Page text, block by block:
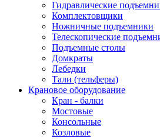
Гидравлические
Комплектовщики
Ножничные подъемники
Телескопические
Подъемные столы
Домкраты
Лебедки
Тали (тельферы)
Крановое оборудование
Кран - балки
Мостовые
Консольные
Козловые